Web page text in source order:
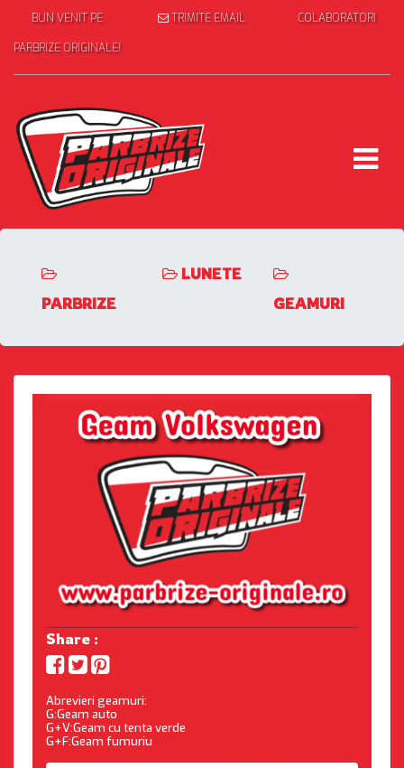
BUN VENIT PE
PARBRIZE ORIGINALE!
TRIMITE EMAIL COLABORATORI
PARBRIZE
LUNETE
GEAMURI
Share :
Abrevieri geamuri:
G:Geam auto
G+V:Geam cu tenta verde
G+F:Geam fumuriu